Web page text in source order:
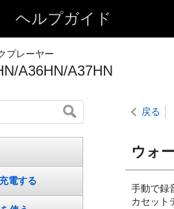
ヘルプガイド
プレーヤー
A36HN/A37HN
戻る
ウォ
手動で録
カセット
電する